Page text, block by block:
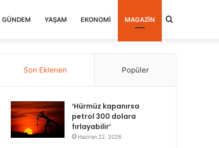
GÜNDEM YAŞAM EKONOMI MAGAZIN Arama
Son Eklenen Popüler
‘Hürmüz kapanırsa
petrol 300 dolara
fırlayabilir’
Haziran 22, 2026